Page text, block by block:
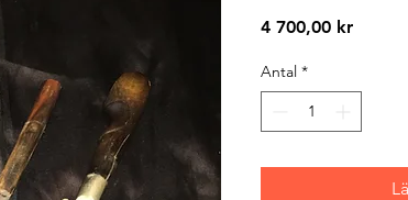
4 700,00 krPris
Antal *